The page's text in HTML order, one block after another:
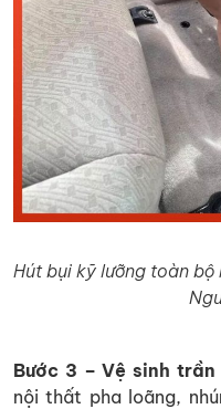
Hút bụi kỹ lưỡng toàn
Bước 3 – Vệ sinh trần
nội thất pha loãng,